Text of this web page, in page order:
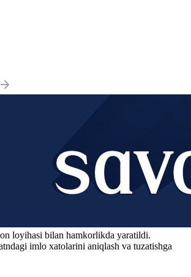
loyihasi bilan hamkorlikda yaratildi.
imlo xatolarini aniqlash va tuzatishga